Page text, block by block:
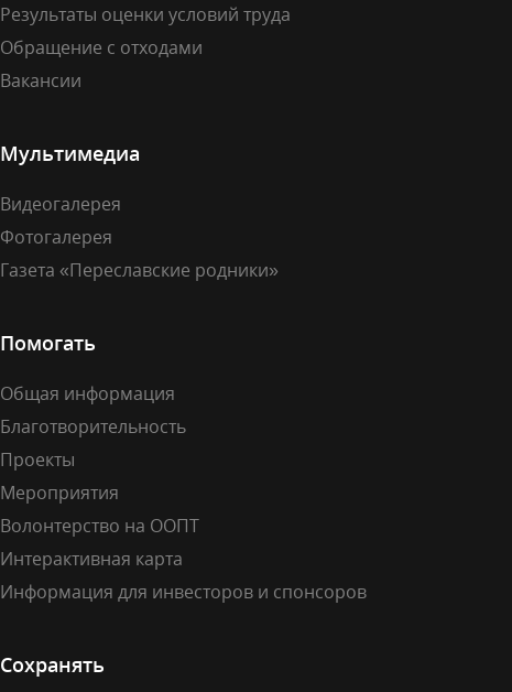
Результаты оценки условий труда
Обращение с отходами
Вакансии
Мультимедиа
Видеогалерея
Фотогалерея
Газета «Переславские родники»
Помогать
Общая информация
Благотворительность
Проекты
Мероприятия
Волонтерство на ООПТ
Интерактивная карта
Информация для инвесторов и спонсоров
Сохранять